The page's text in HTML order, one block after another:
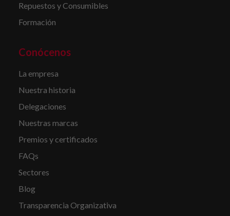
Repuestos y Consumibles
Formación
Conócenos
La empresa
Nuestra historia
Delegaciones
Nuestras marcas
Premios y certificados
FAQs
Sectores
Blog
Transparencia Organizativa